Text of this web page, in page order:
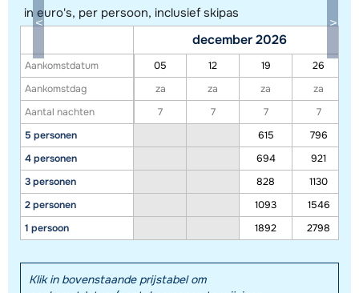
Toon alle accommodaties in dit gebied
exacte locatie kan enigszins afwijken.
in euro's, per persoon, inclusief skipas
Aankomstdatum
Aankomstdag
Aantal nachten
5 personen
4 personen
3 personen
2 personen
1 persoon
december 2026
05 12 19
26
za
za za
za
7
7 7
7
615
796
694
921
828
1130
1093
1546
1892
2798
Klik in bovenstaande prijstabel om